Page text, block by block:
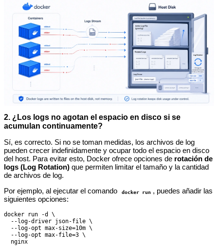
2. ¿Los logs no agotan el espacio en disco si se
acumulan continuamente?
Sí, es correcto. Si no se toman medidas, los archivos de log
pueden crecer indefinidamente y ocupar todo el espacio en disco
del host. Para evitar esto, Docker ofrece opciones de rotación de
logs (Log Rotation) que permiten limitar el tamaño y la cantidad
de archivos de log.
Por ejemplo, al ejecutar el comando
docker run , puedes añadir las
siguientes opciones:
docker run -d \
  --log-driver json-file \
  --log-opt max-size=10m \
  --log-opt max-file=3 \